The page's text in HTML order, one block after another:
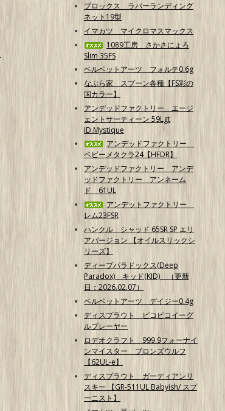
プロックス ラバーランディング
ネット19型
イマカツ マイクロマスマックス
1089工房 さかさにょろ
Slim 35FS
ベルベットアーツ フォルテ0.6g
なぶら家 スプーン各種【FS彩の
国カラー】
アンデッドファクトリー エージ
ェントサーティーン 59Lgt
ID.Mystique
アンデッドファクトリー
ベビーメタクラ24【HFDR】
アンデッドファクトリー アンデ
ッドファクトリー アンネーム
ド 61UL
アンデットファクトリー
レム23FSR
ハンクル シャッド 65SR SP エリ
アバージョン 【オイルスリックシ
リーズ】
ディープパラドックス(Deep
Paradox) キッド(KID) （更新
日：2026.02.07）
ベルベットアーツ デイジー0.4g
ディスプラウト ピコピコイーグ
ルプレーヤー
ロデオクラフト 999.9フォーナイ
ンマイスター ブロンズウルフ
【62UL-e】
ディスプラウト ガーディアンリ
スキー 【GR-511UL Babyish/ スプ
ーニスト】